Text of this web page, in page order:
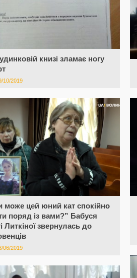
книзі зламає ногу
10/2019
може цей юний кат спокійно
поряд із вами?” Бабуся
Литкіної звернулась до
06/2019